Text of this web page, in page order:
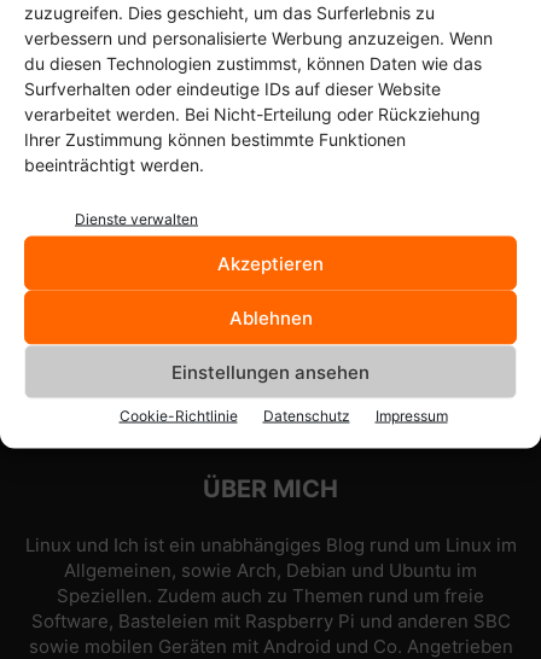
zuzugreifen. Dies geschieht, um das Surferlebnis zu
verbessern und personalisierte Werbung anzuzeigen. Wenn
du diesen Technologien zustimmst, können Daten wie das
Surfverhalten oder eindeutige IDs auf dieser Website
verarbeitet werden. Bei Nicht-Erteilung oder Rückziehung
Ihrer Zustimmung können bestimmte Funktionen
beeinträchtigt werden.
Dienste verwalten
Akzeptieren
Ablehnen
Einstellungen ansehen
Cookie-Richtlinie Datenschutz Impressum
Start Schlagworte DVD
DVD
Filme und Serien als Download
beim MediaMarkt
ÜBER MICH
Linux und Ich ist ein unabhängiges Blog rund um Linux im
Allgemeinen, sowie Arch, Debian und Ubuntu im
Speziellen. Zudem auch zu Themen rund um freie
Software, Basteleien mit Raspberry Pi und anderen SBC
sowie mobilen Geräten mit Android und Co. Angetrieben